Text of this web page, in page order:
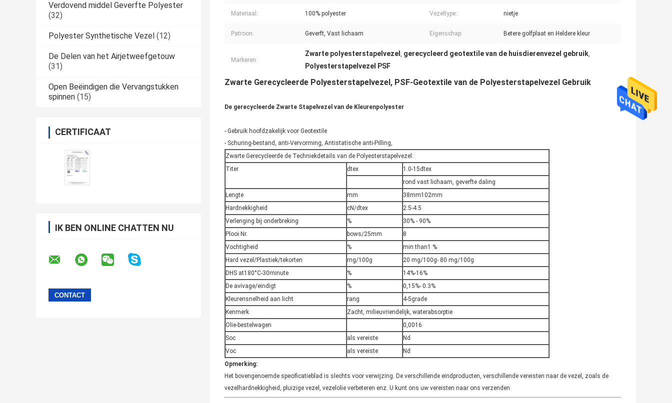
Verdovend middel Geverfte Polyester
(32)
Polyester Synthetische Vezel (12)
De Delen van het Airjetweefgetouw
(31)
Open Beëindigen die Vervangstukken
spinnen (15)
CERTIFICAAT
IK BEN ONLINE CHATTEN NU
Materiaal: 100% polyester Vezeltype:: nietje
Patroon: Geverft, Vast lichaam Eigenschap: Betere golfplaat en Heldere kleur
Markeren:
Zwarte polyesterstapelvezel , gerecycleerd geotextile van de huisdierenvezel gebruik,
Polyesterstapelvezel PSF
Zwarte Gerecycleerde Polyesterstapelvezel, PSF-Geotextile van de Polyesterstapelvezel Gebruik
De gerecycleerde Zwarte Stapelvezel van de Kleurenpolyester
- Gebruik hoofdzakelijk voor Geotextile
- Schuring-bestand, anti-Vervorming, Antistatische anti-Pilling,
Zwarte Gerecycleerde de Techniekdetails van de Polyesterstapelvezel:
Titer
dtex
1.0-15dtex
rond vast lichaam, geverfte daling
Lengte
mm
38mm102mm
Hardnekkigheid
cN/dtex
2.5-4.5
Verlenging bij onderbreking
%
30% - 90%
Plooi Nr.
bows/25mm
8
Vochtigheid
%
min than1 %
Hard vezel/Plastiek/tekorten
mg/100g
20 mg/100g- 80 mg/100g
DHS at180°C-30minute
%
14%-16%
De avivage/eindigt
%
0,15%- 0.3%
Kleurensnelheid aan licht
rang
4-5grade
Kenmerk
Zacht, milieuvriendelijk, waterabsorptie
Olie-bestelwagen
0,0016
Soc
als vereiste
Nd
Voc
als vereiste
Nd
Opmerking:
Het bovengenoemde specificatieblad is slechts voor verwijzing. De verschillende eindproducten, verschillende vereisten naar de vezel, zoals de
vezelhardnekkigheid, pluizige vezel, vezelolie verbeteren enz. U kunt ons uw vereisten naar ons verzenden